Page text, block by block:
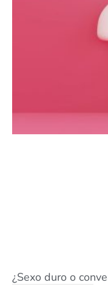
¿Sexo duro o